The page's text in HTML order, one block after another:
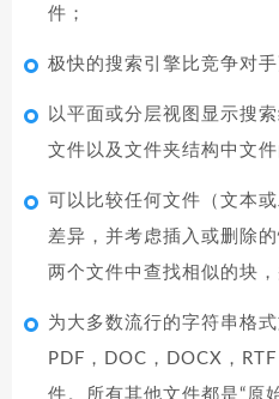
件；
极快的搜索引擎比竞争对
以平面或分层视图显示搜
文件以及文件夹结构中文件
可以比较任何文件（文本
差异，并考虑插入或删除
两个文件中查找相似的块
为大多数流行的字符串格
PDF，DOC，DOCX，
件。所有其他文件都是“原